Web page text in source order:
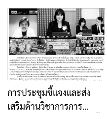
การประชุมชี้แจงและส่ง
เสริมด้านวิชาการการ